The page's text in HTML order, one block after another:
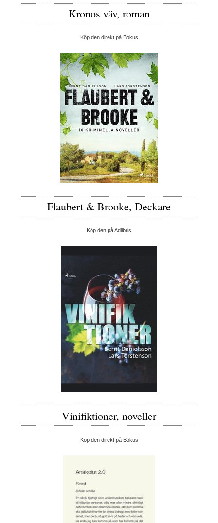
Kronos väv, roman
Köp den direkt på Bokus
Flaubert & Brooke, Deckare
Köp den på Adlibris
Vinifiktioner, noveller
Köp den direkt på Bokus